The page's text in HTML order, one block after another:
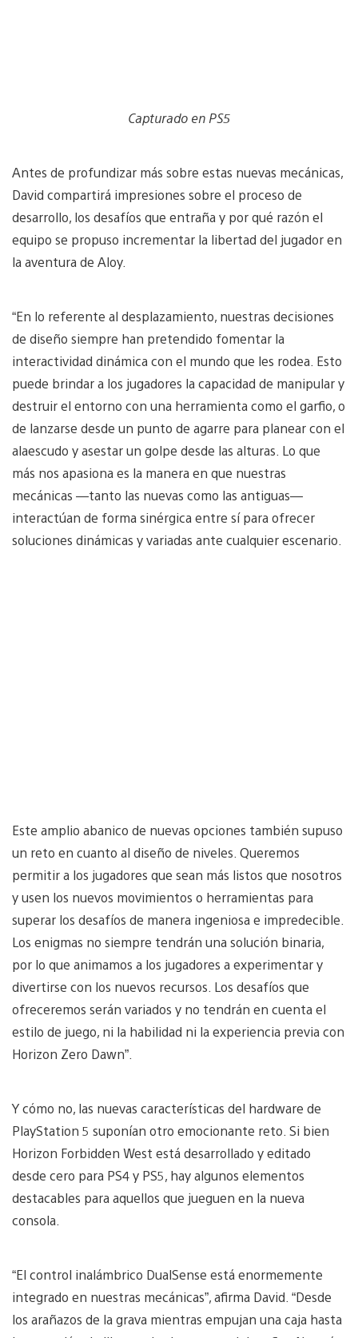
Capturado en PS5
Antes de profundizar más sobre estas nuevas mecánicas,
David compartirá impresiones sobre el proceso de
desarrollo, los desafíos que entraña y por qué razón el
equipo se propuso incrementar la libertad del jugador en
la aventura de Aloy.
“En lo referente al desplazamiento, nuestras decisiones
de diseño siempre han pretendido fomentar la
interactividad dinámica con el mundo que les rodea. Esto
puede brindar a los jugadores la capacidad de manipular y
destruir el entorno con una herramienta como el garfio, o
de lanzarse desde un punto de agarre para planear con el
alaescudo y asestar un golpe desde las alturas. Lo que
más nos apasiona es la manera en que nuestras
mecánicas —tanto las nuevas como las antiguas—
interactúan de forma sinérgica entre sí para ofrecer
soluciones dinámicas y variadas ante cualquier escenario.
Este amplio abanico de nuevas opciones también supuso
un reto en cuanto al diseño de niveles. Queremos
permitir a los jugadores que sean más listos que nosotros
y usen los nuevos movimientos o herramientas para
superar los desafíos de manera ingeniosa e impredecible.
Los enigmas no siempre tendrán una solución binaria,
por lo que animamos a los jugadores a experimentar y
divertirse con los nuevos recursos. Los desafíos que
ofreceremos serán variados y no tendrán en cuenta el
estilo de juego, ni la habilidad ni la experiencia previa con
Horizon Zero Dawn”.
Y cómo no, las nuevas características del hardware de
PlayStation 5 suponían otro emocionante reto. Si bien
Horizon Forbidden West está desarrollado y editado
desde cero para PS4 y PS5, hay algunos elementos
destacables para aquellos que jueguen en la nueva
consola.
“El control inalámbrico DualSense está enormemente
integrado en nuestras mecánicas”, afirma David. “Desde
los arañazos de la grava mientras empujan una caja hasta